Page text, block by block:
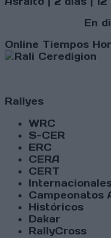
En
Online Tiempos
Rallyes
WRC
S-CER
ERC
CERA
CERT
Campeonatos
Históricos
Dakar
RallyCross